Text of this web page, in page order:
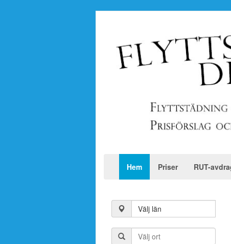
Hem Priser RUT-
Välj län